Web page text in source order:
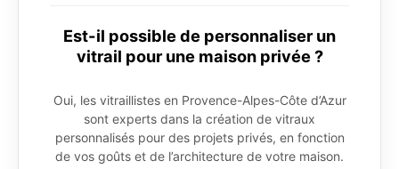
Est-il possible de personnaliser un
vitrail pour une maison privée ?
Oui, les vitraillistes en Provence-Alpes-Côte d’Azur
sont experts dans la création de vitraux
personnalisés pour des projets privés, en fonction
de vos goûts et de l’architecture de votre maison.